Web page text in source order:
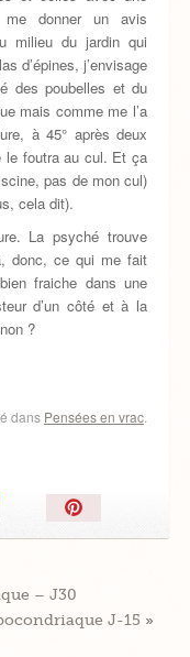
donner un avis
milieu du jardin qui
d’épines, j’envisage
des poubelles et du
mais comme me l’a
à 45° après deux
le foutra au cul. Et ça
pas de mon cul)
cela dit).
La psyché trouve
donc, ce qui me fait
fraiche dans une
d’un côté et à la
?
dans Pensées en vrac.
Épingler!
– J30
J-15 »